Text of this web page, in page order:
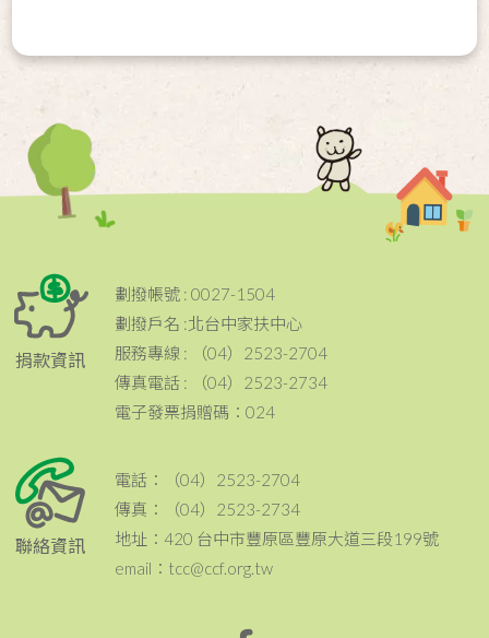
捐款資訊
劃撥帳號 : 0027-1504
劃撥戶名 :北台中家扶中心
服務專線 : （04）2523-2704
傳真電話 : （04）2523-2734
電子發票捐贈碼：024
聯絡資訊
電話：（04）2523-2704
傳真：（04）2523-2734
地址：420 台中市豐原區豐原大道三段199號
email：tcc@ccf.org.tw